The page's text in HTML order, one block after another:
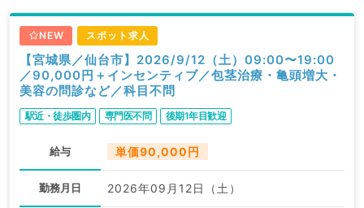
NEW スポット求人
【宮城県／仙台市】2026/9/12（土）09:00〜19:00
／90,000円＋インセンティブ／包茎治療・亀頭増大・
美容の問診など／科目不問
駅近・徒歩圏内 専門医不問 後期1年目歓迎
給与 単価90,000円
勤務月日 2026年09月12日（土）